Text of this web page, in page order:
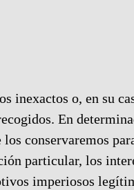
inexactos o, en su
En
conservaremos
particular, los
imperiosos